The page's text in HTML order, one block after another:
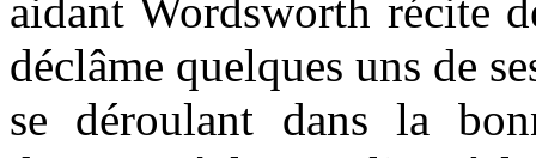
aidant Wordsworth récite
déclâme quelques uns de
se déroulant dans la